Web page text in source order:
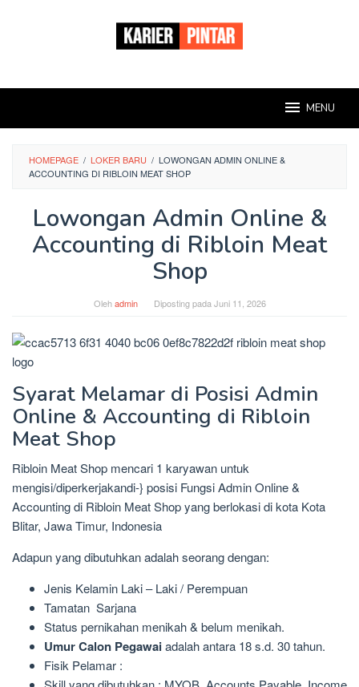
MENU
HOMEPAGE / LOKER BARU / LOWONGAN ADMIN ONLINE &
ACCOUNTING DI RIBLOIN MEAT SHOP
Lowongan Admin Online &
Accounting di Ribloin Meat
Shop
Olehadmin Diposting pada Juni 11, 2026
Syarat Melamar di Posisi Admin
Online & Accounting di Ribloin
Meat Shop
Ribloin Meat Shop mencari 1 karyawan untuk
mengisi/diperkerjakandi-} posisi Fungsi Admin Online &
Accounting di Ribloin Meat Shop yang berlokasi di kota Kota
Blitar, Jawa Timur, Indonesia
Adapun yang dibutuhkan adalah seorang dengan:
Jenis Kelamin Laki – Laki / Perempuan
Tamatan Sarjana
Status pernikahan menikah & belum menikah.
Umur Calon Pegawaiadalah antara 18 s.d. 30 tahun.
Fisik Pelamar :